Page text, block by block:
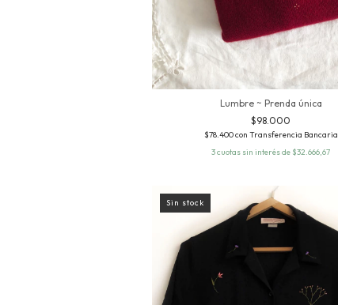
Lumbre ~ Prenda única
$98.000
$78.400con Transferencia Bancaria
3cuotas sin interés de $32.666,67
Sin stock